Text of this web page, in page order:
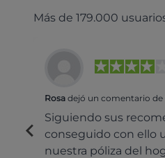
Más de 179.000
Rosa dejó un comentario de
Siguiendo sus
conseguido con ello
nuestra póliza del